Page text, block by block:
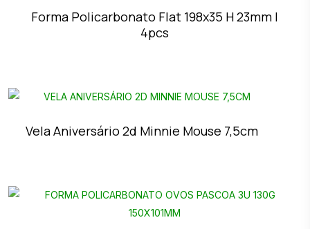
Forma Policarbonato Flat 198x35 H 23mm |
4pcs
Vela Aniversário 2d Minnie Mouse 7,5cm